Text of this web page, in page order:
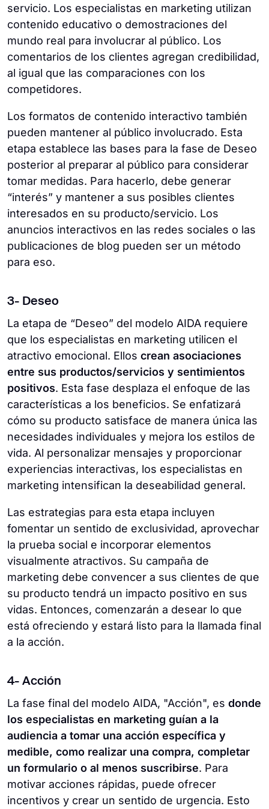
servicio. Los especialistas en marketing utilizan
contenido educativo o demostraciones del
mundo real para involucrar al público. Los
comentarios de los clientes agregan credibilidad,
al igual que las comparaciones con los
competidores.
Los formatos de contenido interactivo también
pueden mantener al público involucrado. Esta
etapa establece las bases para la fase de Deseo
posterior al preparar al público para considerar
tomar medidas. Para hacerlo, debe generar
“interés” y mantener a sus posibles clientes
interesados en su producto/servicio. Los
anuncios interactivos en las redes sociales o las
publicaciones de blog pueden ser un método
para eso.
3- Deseo
La etapa de “Deseo” del modelo AIDA requiere
que los especialistas en marketing utilicen el
atractivo emocional. Ellos crean asociaciones
entre sus productos/servicios y sentimientos
positivos. Esta fase desplaza el enfoque de las
características a los beneficios. Se enfatizará
cómo su producto satisface de manera única las
necesidades individuales y mejora los estilos de
vida. Al personalizar mensajes y proporcionar
experiencias interactivas, los especialistas en
marketing intensifican la deseabilidad general.
Las estrategias para esta etapa incluyen
fomentar un sentido de exclusividad, aprovechar
la prueba social e incorporar elementos
visualmente atractivos. Su campaña de
marketing debe convencer a sus clientes de que
su producto tendrá un impacto positivo en sus
vidas. Entonces, comenzarán a desear lo que
está ofreciendo y estará listo para la llamada final
a la acción.
4- Acción
La fase final del modelo AIDA, "Acción", es donde
los especialistas en marketing guían a la
audiencia a tomar una acción específica y
medible, como realizar una compra, completar
un formulario o al menos suscribirse. Para
motivar acciones rápidas, puede ofrecer
incentivos y crear un sentido de urgencia. Esto